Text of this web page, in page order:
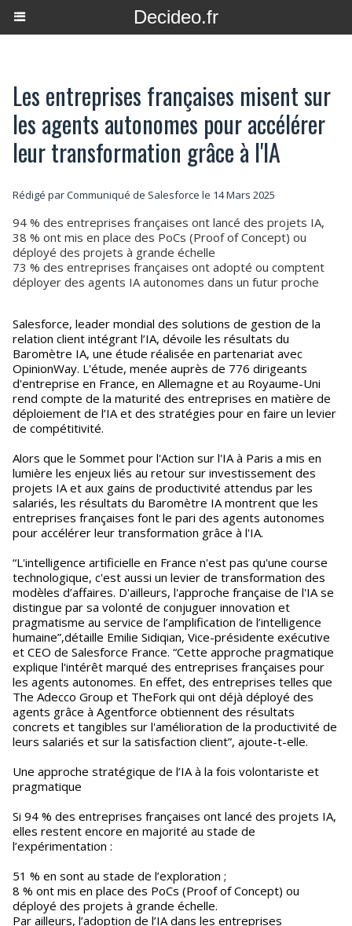
Decideo.fr
Les entreprises françaises misent sur
les agents autonomes pour accélérer
leur transformation grâce à l'IA
Rédigé par Communiqué de Salesforce le 14 Mars 2025
94 % des entreprises françaises ont lancé des projets IA,
38 % ont mis en place des PoCs (Proof of Concept) ou
déployé des projets à grande échelle
73 % des entreprises françaises ont adopté ou comptent
déployer des agents IA autonomes dans un futur proche
Salesforce, leader mondial des solutions de gestion de la
relation client intégrant l’IA, dévoile les résultats du
Baromètre IA, une étude réalisée en partenariat avec
OpinionWay. L'étude, menée auprès de 776 dirigeants
d'entreprise en France, en Allemagne et au Royaume-Uni
rend compte de la maturité des entreprises en matière de
déploiement de l’IA et des stratégies pour en faire un levier
de compétitivité.
Alors que le Sommet pour l'Action sur l'IA à Paris a mis en
lumière les enjeux liés au retour sur investissement des
projets IA et aux gains de productivité attendus par les
salariés, les résultats du Baromètre IA montrent que les
entreprises françaises font le pari des agents autonomes
pour accélérer leur transformation grâce à l'IA.
“L'intelligence artificielle en France n'est pas qu'une course
technologique, c'est aussi un levier de transformation des
modèles d’affaires. D'ailleurs, l'approche française de l'IA se
distingue par sa volonté de conjuguer innovation et
pragmatisme au service de l’amplification de l’intelligence
humaine”,détaille Emilie Sidiqian, Vice-présidente exécutive
et CEO de Salesforce France. “Cette approche pragmatique
explique l'intérêt marqué des entreprises françaises pour
les agents autonomes. En effet, des entreprises telles que
The Adecco Group et TheFork qui ont déjà déployé des
agents grâce à Agentforce obtiennent des résultats
concrets et tangibles sur l'amélioration de la productivité de
leurs salariés et sur la satisfaction client”, ajoute-t-elle.
Une approche stratégique de l’IA à la fois volontariste et
pragmatique
Si 94 % des entreprises françaises ont lancé des projets IA,
elles restent encore en majorité au stade de
l’expérimentation :
51 % en sont au stade de l’exploration ;
8 % ont mis en place des PoCs (Proof of Concept) ou
déployé des projets à grande échelle.
Par ailleurs, l’adoption de l’IA dans les entreprises